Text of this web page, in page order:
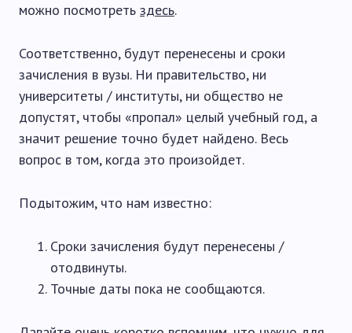
можно посмотреть здесь.
Соответственно, будут перенесены и сроки
зачисления в вузы. Ни правительство, ни
университеты / институты, ни общество не
допустят, чтобы «пропал» целый учебный год, а
значит решение точно будет найдено. Весь
вопрос в том, когда это произойдет.
Подытожим, что нам известно:
Сроки зачисления будут перенесены /
отодвинуты.
Точные даты пока не сообщаются.